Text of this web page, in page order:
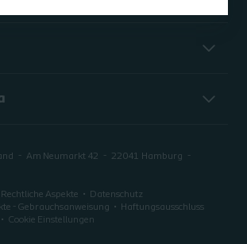
Am Neumarkt 42 22041 Hamburg
Rechtliche Aspekte
Datenschutz
- Gebrauchsanweisung
Haftungsausschluss
Cookie Einstellungen